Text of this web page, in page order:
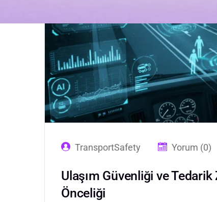
TransportSafety Yorum (0)
Ulaşım Güvenliği ve
Önceliği